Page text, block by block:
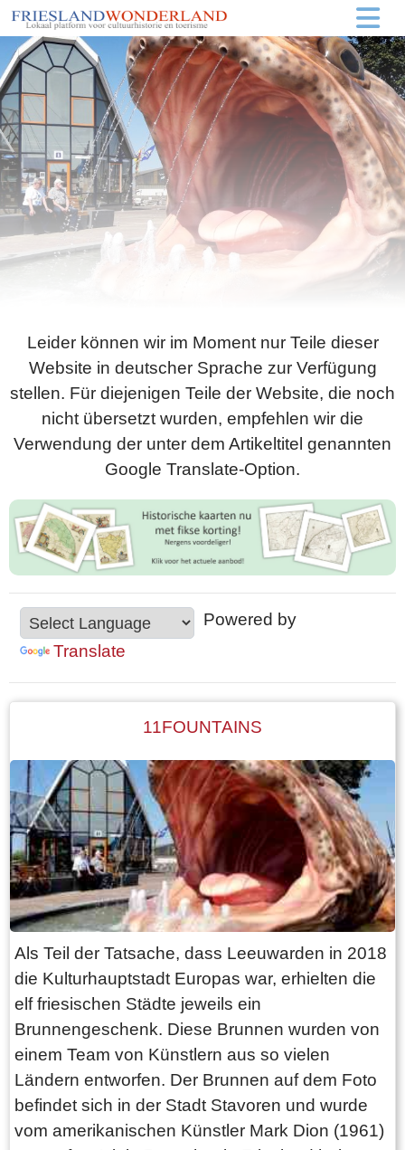
Leider können wir im Moment nur Teile dieser
Website in deutscher Sprache zur Verfügung
stellen. Für diejenigen Teile der Website, die noch
nicht übersetzt wurden, empfehlen wir die
Verwendung der unter dem Artikeltitel genannten
Google Translate-Option.
Powered by
Translate
11FOUNTAINS
Als Teil der Tatsache, dass Leeuwarden in 2018
die Kulturhauptstadt Europas war, erhielten die
elf friesischen Städte jeweils ein
Brunnengeschenk. Diese Brunnen wurden von
einem Team von Künstlern aus so vielen
Ländern entworfen. Der Brunnen auf dem Foto
befindet sich in der Stadt Stavoren und wurde
vom amerikanischen Künstler Mark Dion (1961)